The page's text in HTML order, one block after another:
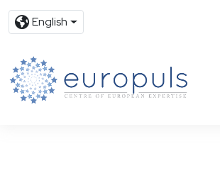
English